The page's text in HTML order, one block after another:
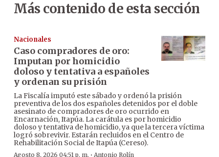
Más contenido de esta sección
Nacionales
Caso compradores de oro:
Imputan por homicidio
doloso y tentativa a españoles
y ordenan su prisión
La Fiscalía imputó este sábado y ordenó la prisión
preventiva de los dos españoles detenidos por el doble
asesinato de compradores de oro ocurrido en
Encarnación, Itapúa. La carátula es por homicidio
doloso y tentativa de homicidio, ya que la tercera víctima
logró sobrevivir. Estarán recluidos en el Centro de
Rehabilitación Social de Itapúa (Cereso).
Agosto 8, 2026 04:51 p. m. Antonio Rolín